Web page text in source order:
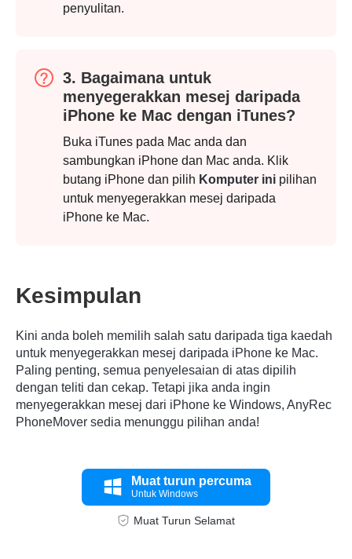
Langkah
penyulitan.
3. Bagaimana untuk
menyegerakkan mesej daripada
iPhone ke Mac dengan iTunes?
Buka iTunes pada Mac anda dan
sambungkan iPhone dan Mac anda. Klik
butang iPhone dan pilih Komputer ini pilihan
untuk menyegerakkan mesej daripada
iPhone ke Mac.
Kesimpulan
Kini anda boleh memilih salah satu daripada tiga kaedah
untuk menyegerakkan mesej daripada iPhone ke Mac.
Paling penting, semua penyelesaian di atas dipilih
dengan teliti dan cekap. Tetapi jika anda ingin
menyegerakkan mesej dari iPhone ke Windows, AnyRec
PhoneMover sedia menunggu pilihan anda!
Muat turun percuma
Untuk Windows
Muat Turun Selamat